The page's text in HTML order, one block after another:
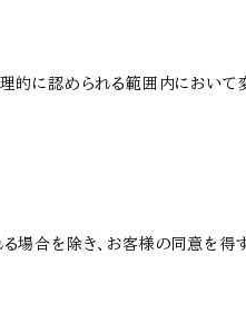
的に認められる範囲内におい
場合を除き、お客様の同意を